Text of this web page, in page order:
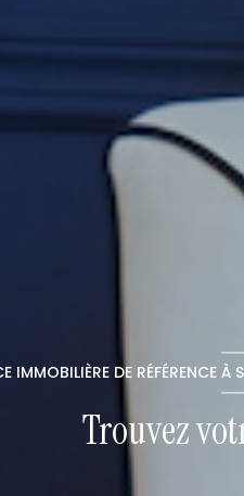
IMMOBILIÈRE DE RÉFÉRENCE
Trouvez